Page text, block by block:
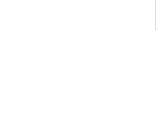
检调查时相同，认为没有新证据，未进行本案判断便结束。 这
对有限，但得出结论花费了近